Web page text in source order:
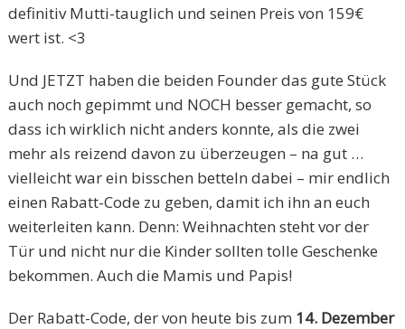
definitiv Mutti-tauglich und seinen Preis von 159€
wert ist. <3
Und JETZT haben die beiden Founder das gute Stück
auch noch gepimmt und NOCH besser gemacht, so
dass ich wirklich nicht anders konnte, als die zwei
mehr als reizend davon zu überzeugen – na gut …
vielleicht war ein bisschen betteln dabei – mir endlich
einen Rabatt-Code zu geben, damit ich ihn an euch
weiterleiten kann. Denn: Weihnachten steht vor der
Tür und nicht nur die Kinder sollten tolle Geschenke
bekommen. Auch die Mamis und Papis!
Der Rabatt-Code, der von heute bis zum 14. Dezember